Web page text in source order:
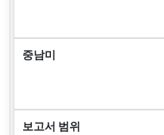
중남미
보고서 범위